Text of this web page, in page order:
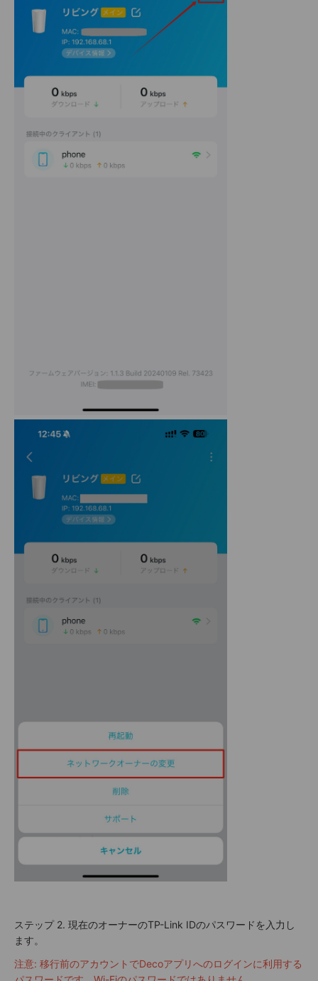
ステップ 2. 現在のオーナーのTP-Link IDのパスワードを入力し
ます。
注意: 移行前のアカウントでDecoアプリへのログインに利用する